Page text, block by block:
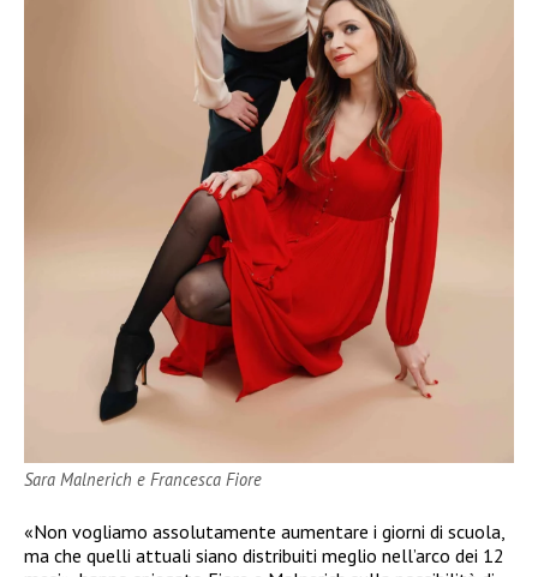
Sara Malnerich e Francesca Fiore
«Non vogliamo assolutamente aumentare i giorni di scuola,
ma che quelli attuali siano distribuiti meglio nell’arco dei 12